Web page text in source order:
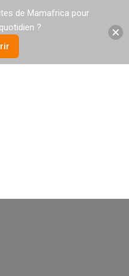
de Mamafrica pour
?